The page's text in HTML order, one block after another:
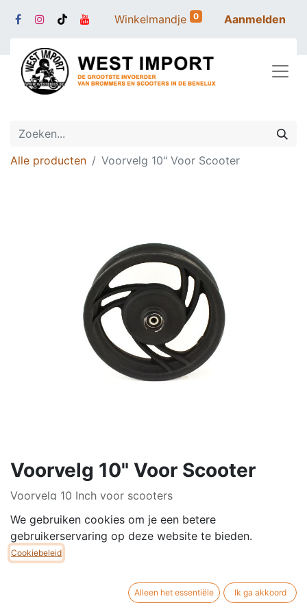
Winkelmandje 0 Aanmelden
Alle producten Voorvelg 10" Voor Scooter
Voorvelg 10" Voor Scooter
Voorvelg 10 Inch voor scooters
€90,00
We gebruiken cookies om je een betere
gebruikerservaring op deze website te bieden.
Cookiebeleid
Alleen het essentiële Ik ga akkoord